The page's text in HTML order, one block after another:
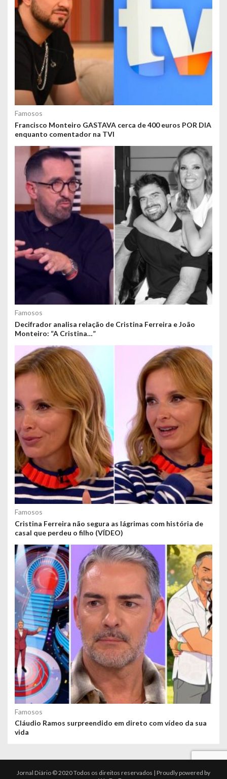
Famosos
Francisco Monteiro GASTAVA cerca de 400 euros POR DIA
enquanto comentador na TVI
Famosos
Decifrador analisa relação de Cristina Ferreira e João
Monteiro: “A Cristina…”
Famosos
Cristina Ferreira não segura as lágrimas com história de
casal que perdeu o filho (VÍDEO)
Famosos
Cláudio Ramos surpreendido em direto com vídeo da sua
vida
Jornal Diário © 2020 Todos os direitos reservados | Proudly powered by